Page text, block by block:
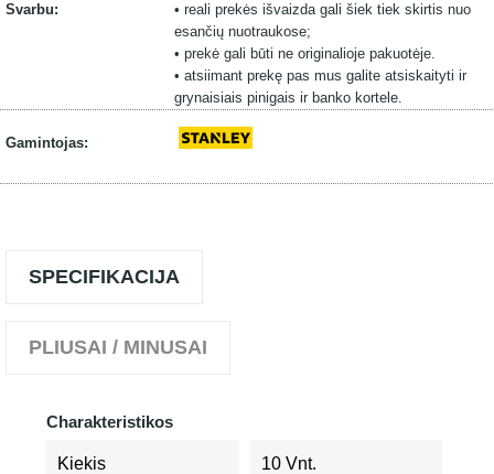
Svarbu:
• reali prekės išvaizda gali šiek tiek skirtis nuo
esančių nuotraukose;
• prekė gali būti ne originalioje pakuotėje.
• atsiimant prekę pas mus galite atsiskaityti ir
grynaisiais pinigais ir banko kortele.
Gamintojas:
SPECIFIKACIJA
PLIUSAI / MINUSAI
Charakteristikos
Kiekis 10 Vnt.